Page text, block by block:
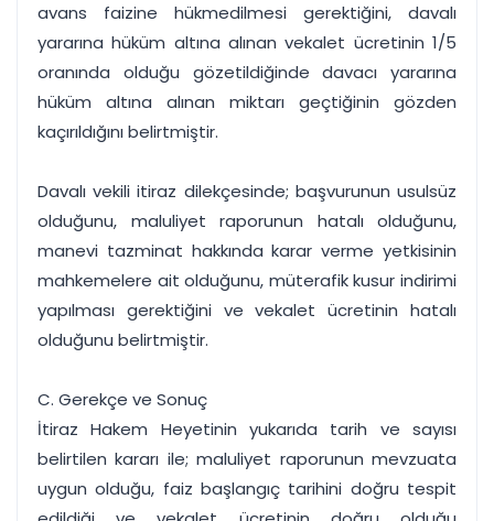
avans faizine hükmedilmesi gerektiğini, davalı
yararına hüküm altına alınan vekalet ücretinin 1/5
oranında olduğu gözetildiğinde davacı yararına
hüküm altına alınan miktarı geçtiğinin gözden
kaçırıldığını belirtmiştir.
Davalı vekili itiraz dilekçesinde; başvurunun usulsüz
olduğunu, maluliyet raporunun hatalı olduğunu,
manevi tazminat hakkında karar verme yetkisinin
mahkemelere ait olduğunu, müterafik kusur indirimi
yapılması gerektiğini ve vekalet ücretinin hatalı
olduğunu belirtmiştir.
C. Gerekçe ve Sonuç
İtiraz Hakem Heyetinin yukarıda tarih ve sayısı
belirtilen kararı ile; maluliyet raporunun mevzuata
uygun olduğu, faiz başlangıç tarihini doğru tespit